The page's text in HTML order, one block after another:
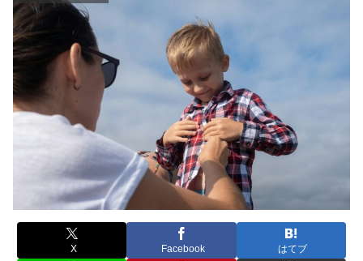
X Facebook はてブ